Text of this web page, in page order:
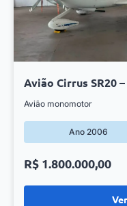
Avião Cirrus SR20
Avião monomotor
Ano 2006
R$ 1.800.000,00